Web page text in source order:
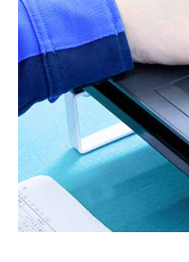
入社1年
目
入社3
目